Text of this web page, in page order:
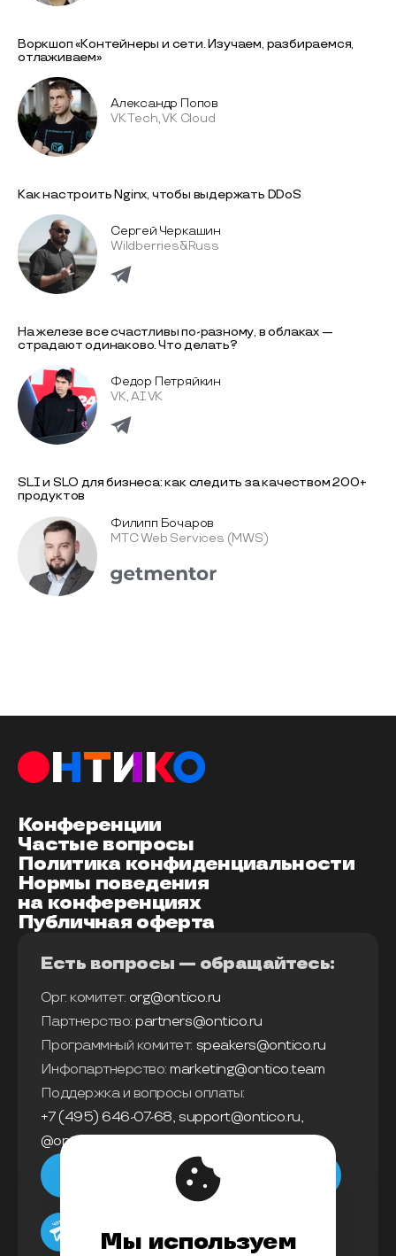
Воркшоп «Контейнеры и сети. Изучаем, разбираемся,
отлаживаем»
Александр Попов
VK Tech, VK Cloud
Как настроить Nginx, чтобы выдержать DDoS
Сергей Черкашин
Wildberries&Russ
На железе все счастливы по-разному, в облаках —
страдают одинаково. Что делать?
Федор Петряйкин
VK, AI VK
SLI и SLO для бизнеса: как следить за качеством 200+
продуктов
Филипп Бочаров
МТС Web Services (MWS)
Конференции
Частые вопросы
Политика конфиденциальности
Нормы поведения
на конференциях
Публичная оферта
Есть вопросы — обращайтесь:
Орг. комитет: org@ontico.ru
Партнерство: partners@ontico.ru
Программный комитет: speakers@ontico.ru
Инфопартнерство: marketing@ontico.team
Поддержка и вопросы оплаты:
+7 (495) 646-07-68, support@ontico.ru,
@ontico_support
Мы в телеграм
Мы используем